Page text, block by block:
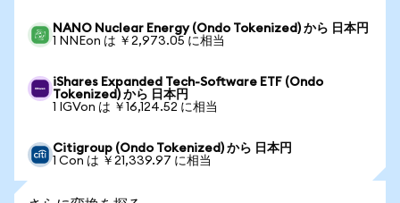
NANO Nuclear Energy (Ondo Tokenized) から 日本円
1 NNEon は ￥2,973.05 に相当
iShares Expanded Tech-Software ETF (Ondo
Tokenized) から 日本円
1 IGVon は ￥16,124.52 に相当
Citigroup (Ondo Tokenized) から 日本円
1 Con は ￥21,339.97 に相当